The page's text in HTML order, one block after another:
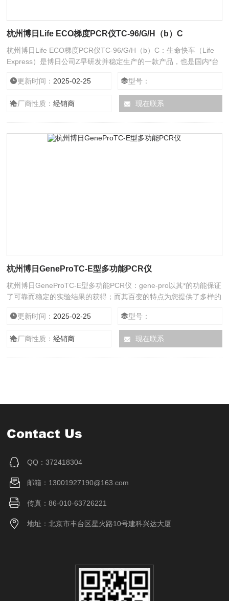
杭州博日Life ECO梯度PCR仪TC-96/G/H（b）C
杭州博日Life ECO梯度PCR仪TC-96/G/H（b）C：生命快车（Life
Express）是博日公司Z早研发并稳定生产的一款产品，也是国内*台
油操作 ?体积小 重量轻?升降温速度快 ?温度匀一性好 ?系列产品 更
更新时间： 2025-02-25 型号：
厂商性质：经销商 现在联系
杭州博日GeneProTC-E型多功能PCR仪
杭州博日GeneProTC-E型多功能PCR仪：gene-pro以其*的功能保证
了可靠而稳定的实验结果的获得；而其百变的特点为您提供了多样的
pcr、原位pcr等各种不同的实验要求；也可满足技术保密、联机联网
更新时间： 2025-02-25 型号：
厂商性质：经销商 现在联系
Contact Us
QQ：372418304
邮箱：13001927190@163.com
传真：86-010-63726221
地址：北京市丰台区星火路10号建科兴达大厦